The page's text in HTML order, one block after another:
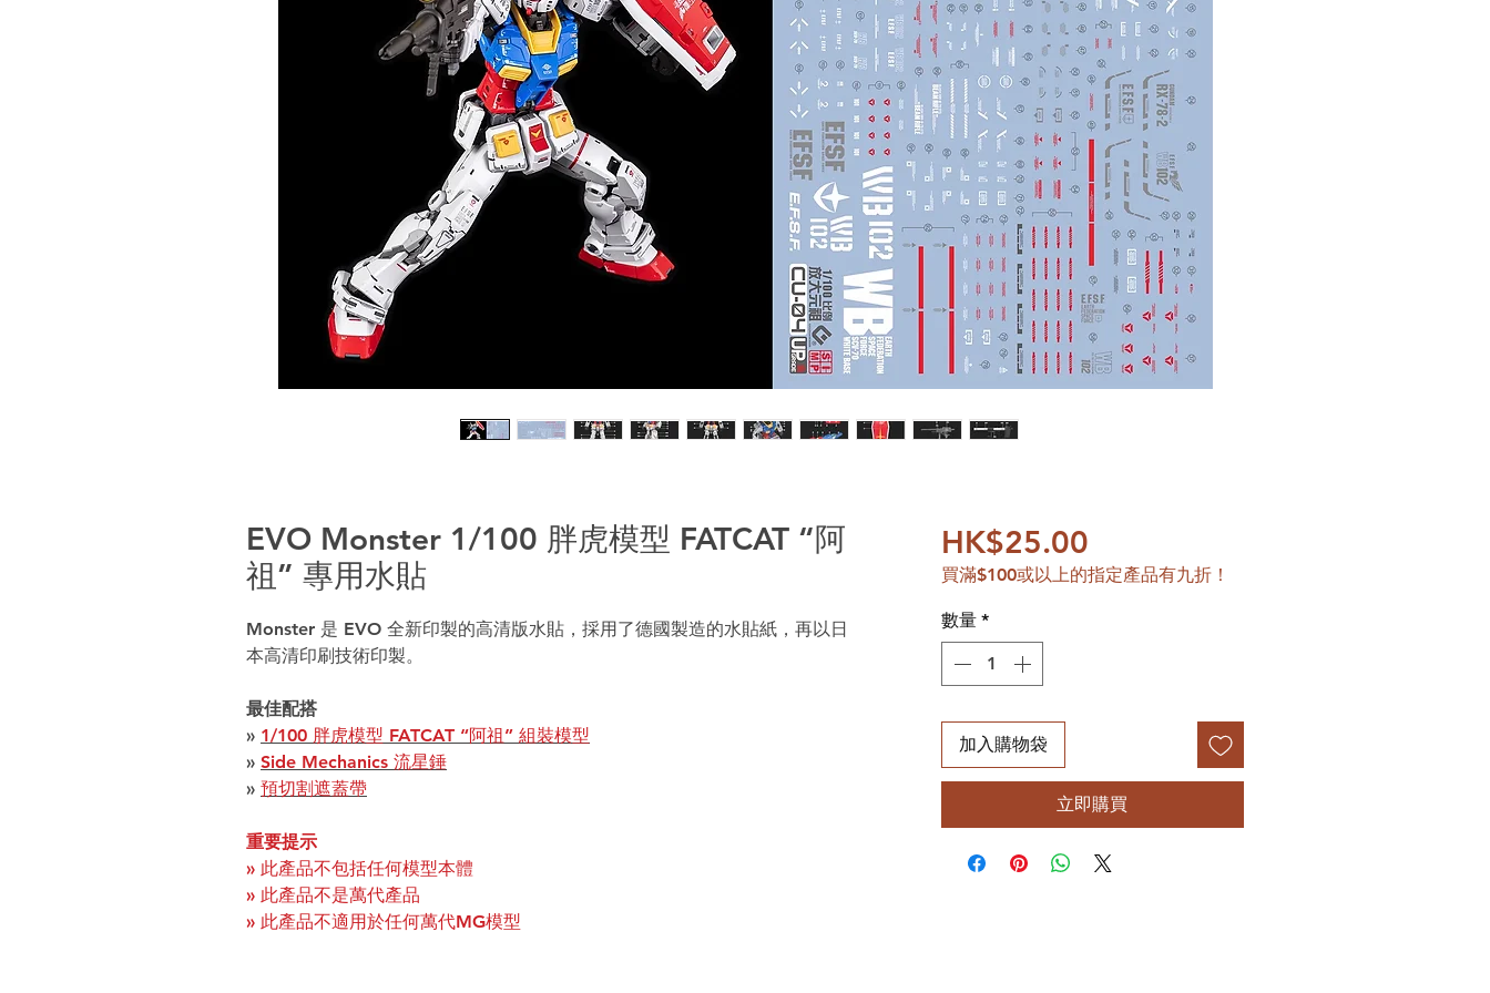
EVO Monster 1/100 胖虎模型 FATCAT “阿
祖” 專用水貼
Monster 是 EVO 全新印製的高清版水貼，採用了德國製造的水貼紙，再以日
本高清印刷技術印製。
最佳配搭
» 1/100 胖虎模型 FATCAT “阿祖” 組裝模型
» Side Mechanics 流星錘
» 預切割遮蓋帶
重要提示
» 此產品不包括任何模型本體
» 此產品不是萬代產品
» 此產品不適用於任何萬代MG模型
HK$25.00價格
買滿$100或以上的指定產品有九折！
數量 *
加入購物袋
立即購買